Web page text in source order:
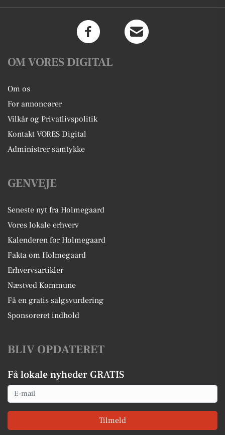
OM VORES DIGITAL
Om os
For annoncører
Vilkår og Privatlivspolitik
Kontakt VORES Digital
Administrer samtykke
GENVEJE
Seneste nyt fra Holmegaard
Vores lokale erhverv
Kalenderen for Holmegaard
Fakta om Holmegaard
Erhvervsartikler
Næstved Kommune
Få en gratis salgsvurdering
Sponsoreret indhold
BLIV OPDATERET
Få lokale nyheder GRATIS
Email
Tilmeld